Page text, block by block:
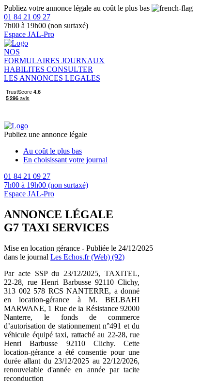
Publiez votre annonce légale au coût le plus bas
01 84 21 09 27
7h00 à 19h00 (non surtaxé)
Espace JAL-Pro
NOS
FORMULAIRES JOURNAUX
HABILITES CONSULTER
LES ANNONCES LEGALES
Publiez une annonce légale
Au coût le plus bas
En choisissant votre journal
01 84 21 09 27
7h00 à 19h00 (non surtaxé)
Espace JAL-Pro
ANNONCE LÉGALE
G7 TAXI SERVICES
Mise en location gérance - Publiée le 24/12/2025
dans le journal Les Echos.fr (Web) (92)
Par acte SSP du 23/12/2025, TAXITEL,
22-28, rue Henri Barbusse 92110 Clichy,
313 002 578 RCS NANTERRE, a donné
en location-gérance à M. BELBAHI
MARWANE, 1 Rue de la Résistance 92000
Nanterre, le fonds de commerce
d’autorisation de stationnement n°491 et du
véhicule équipé taxi, rattaché au 22-28, rue
Henri Barbusse 92110 Clichy. Cette
location-gérance a été consentie pour une
durée allant du 23/12/2025 au 22/12/2026,
renouvelable d'année en année par tacite
reconduction